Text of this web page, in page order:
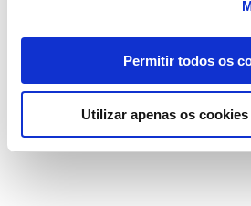
Permitir todos os
Utilizar apenas os